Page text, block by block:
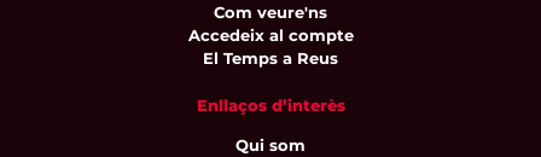
Com veure'ns
Accedeix al compte
El Temps a Reus
Enllaços d’interès
Qui som